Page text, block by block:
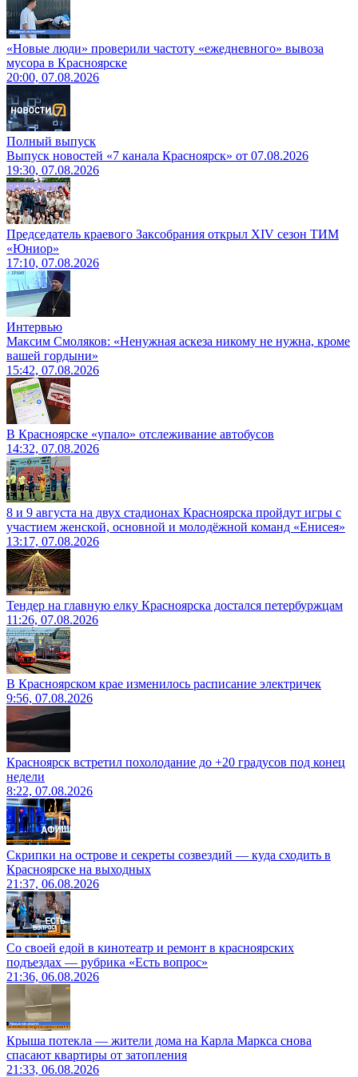
«Новые люди» проверили частоту «ежедневного» вывоза
мусора в Красноярске
20:00, 07.08.2026
Полный выпуск
Выпуск новостей «7 канала Красноярск» от 07.08.2026
19:30, 07.08.2026
Председатель краевого Заксобрания открыл XIV сезон ТИМ
«Юниор»
17:10, 07.08.2026
Интервью
Максим Смоляков: «Ненужная аскеза никому не нужна, кроме
вашей гордыни»
15:42, 07.08.2026
В Красноярске «упало» отслеживание автобусов
14:32, 07.08.2026
8 и 9 августа на двух стадионах Красноярска пройдут игры с
участием женской, основной и молодёжной команд «Енисея»
13:17, 07.08.2026
Тендер на главную елку Красноярска достался петербуржцам
11:26, 07.08.2026
В Красноярском крае изменилось расписание электричек
9:56, 07.08.2026
Красноярск встретил похолодание до +20 градусов под конец
недели
8:22, 07.08.2026
Скрипки на острове и секреты созвездий — куда сходить в
Красноярске на выходных
21:37, 06.08.2026
Со своей едой в кинотеатр и ремонт в красноярских
подъездах — рубрика «Есть вопрос»
21:36, 06.08.2026
Крыша потекла — жители дома на Карла Маркса снова
спасают квартиры от затопления
21:33, 06.08.2026